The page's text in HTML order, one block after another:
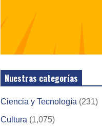
Nuestras categorías
Ciencia y Tecnología (231)
Cultura (1,075)